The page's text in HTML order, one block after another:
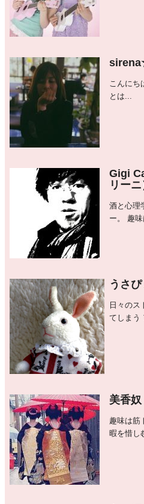
こんに
とは...
Gigi
リーニ
酒と心理
ー。 趣味
うさぴ
日々のス
てしまう
美香奴
趣味は筋
暇を惜し